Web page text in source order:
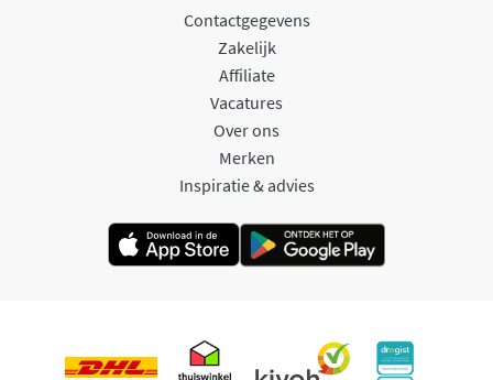
Contactgegevens
Zakelijk
Affiliate
Vacatures
Over ons
Merken
Inspiratie & advies